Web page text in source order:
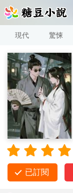
現代 驚悚
已訂閱